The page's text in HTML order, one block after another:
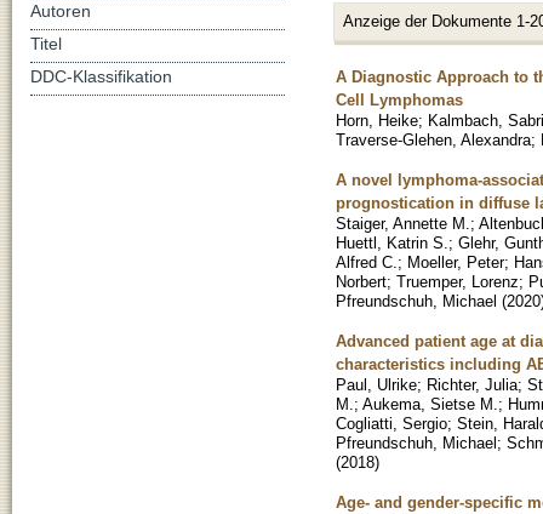
Anzeige der Dokumente 1-
A Diagnostic Approach to
Cell Lymphomas
Horn, Heike; Kalmbach,
Traverse-Glehen, Alexandra;
A novel lymphoma-
prognostication in diffuse
Staiger, Annette M. ;
Huettl, Katrin S. ; Glehr,
Alfred C. ; Moeller, Peter;
Norbert; Truemper, Lorenz;
Pfreundschuh, Michael (2020
Advanced patient age at
characteristics including
Paul, Ulrike; Richter, Julia;
M. ; Aukema, Sietse M. ;
Cogliatti, Sergio; Stein,
Pfreundschuh, Michael;
(2018)
Age- and gender-specific
Autoren
Titel
DDC-Klassifikation